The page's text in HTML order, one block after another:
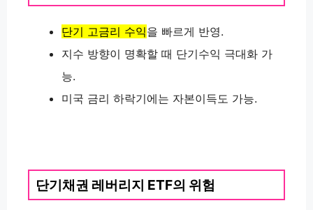
단기 고금리 수익을 빠르게 반영.
지수 방향이 명확할 때 단기수익 극대화 가
능.
미국 금리 하락기에는 자본이득도 가능.
단기채권 레버리지 ETF의 위험